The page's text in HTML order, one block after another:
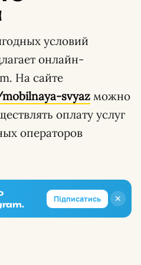
условий
онлайн-
На сайте
svyaz можно
оплату услуг
операторов
✕
Підписатись